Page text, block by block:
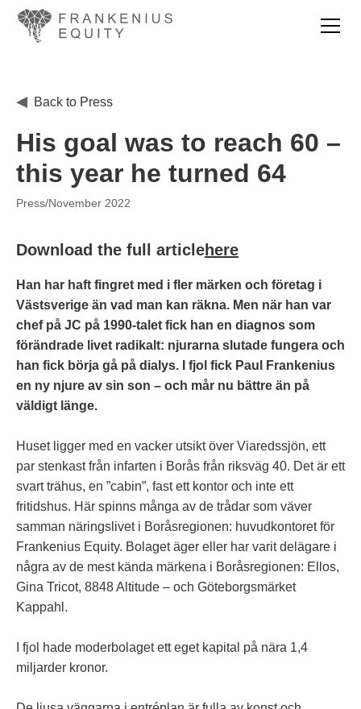
Back to Press
His goal was to reach 60 –
this year he turned 64
Press/November 2022
Download the full articlehere
Han har haft fingret med i fler märken och företag i
Västsverige än vad man kan räkna. Men när han var
chef på JC på 1990-talet fick han en diagnos som
förändrade livet radikalt: njurarna slutade fungera och
han fick börja gå på dialys. I fjol fick Paul Frankenius
en ny njure av sin son – och mår nu bättre än på
väldigt länge.
Huset ligger med en vacker utsikt över Viaredssjön, ett
par stenkast från infarten i Borås från riksväg 40. Det är ett
svart trähus, en ”cabin”, fast ett kontor och inte ett
fritidshus. Här spinns många av de trådar som väver
samman näringslivet i Boråsregionen: huvudkontoret för
Frankenius Equity. Bolaget äger eller har varit delägare i
några av de mest kända märkena i Boråsregionen: Ellos,
Gina Tricot, 8848 Altitude – och Göteborgsmärket
Kappahl.
I fjol hade moderbolaget ett eget kapital på nära 1,4
miljarder kronor.